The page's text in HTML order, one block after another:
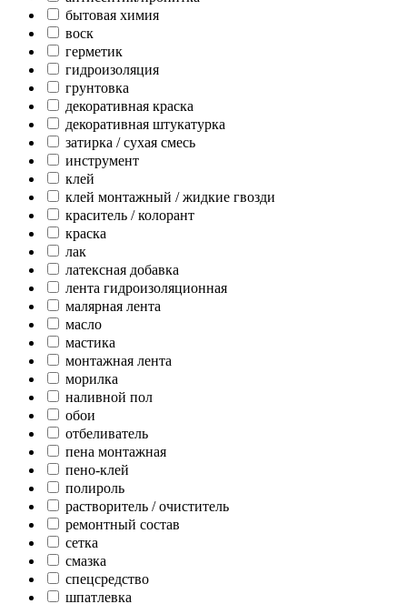
бытовая химия
воск
герметик
гидроизоляция
грунтовка
декоративная краска
декоративная штукатурка
затирка / сухая смесь
инструмент
клей
клей монтажный / жидкие гвозди
краситель / колорант
краска
лак
латексная добавка
лента гидроизоляционная
малярная лента
масло
мастика
монтажная лента
морилка
наливной пол
обои
отбеливатель
пена монтажная
пено-клей
полироль
растворитель / очиститель
ремонтный состав
сетка
смазка
спецсредство
шпатлевка